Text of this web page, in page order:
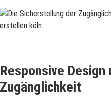
Responsive Design
Zugänglichkeit